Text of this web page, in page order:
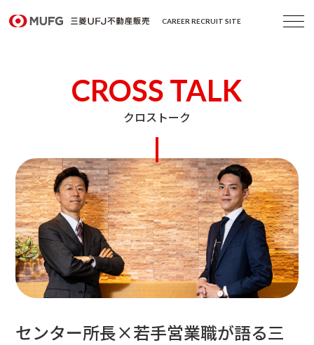
CAREER RECRUIT SITE
CROSS TALK
クロストーク
センター所長×若手営業職が語る三